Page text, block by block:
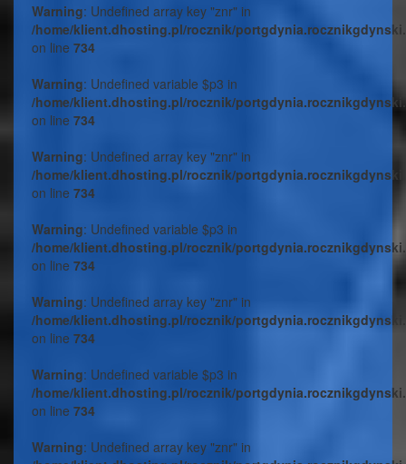
Warning: Undefined array key "znr" in
/home/klient.dhosting.pl/rocznik/
on line 734
Warning: Undefined variable $p3 in
/home/klient.dhosting.pl/rocznik/
on line 734
Warning: Undefined array key "znr" in
/home/klient.dhosting.pl/rocznik/
on line 734
Warning: Undefined variable $p3 in
/home/klient.dhosting.pl/rocznik/
on line 734
Warning: Undefined array key "znr" in
/home/klient.dhosting.pl/rocznik/
on line 734
Warning: Undefined variable $p3 in
/home/klient.dhosting.pl/rocznik/
on line 734
Warning: Undefined array key "znr" in